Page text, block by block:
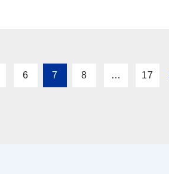
6 7 8 … 17